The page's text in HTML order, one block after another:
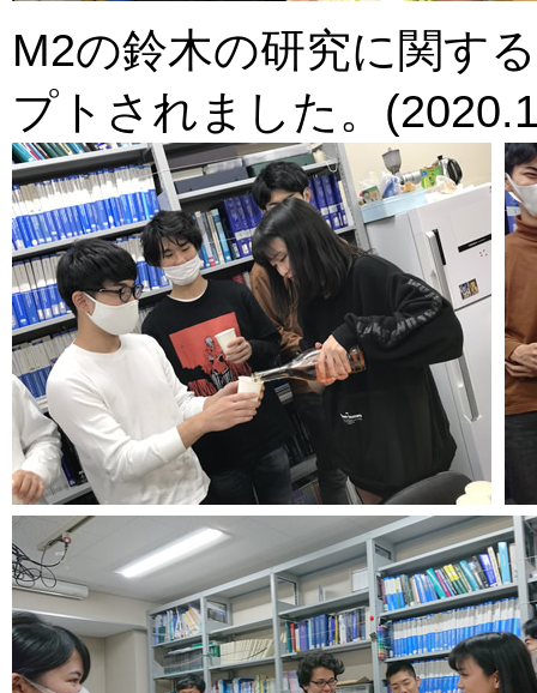
M2の鈴木の研究に関す
プトされました。